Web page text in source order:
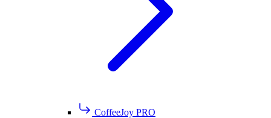
CoffeeJoy PRO